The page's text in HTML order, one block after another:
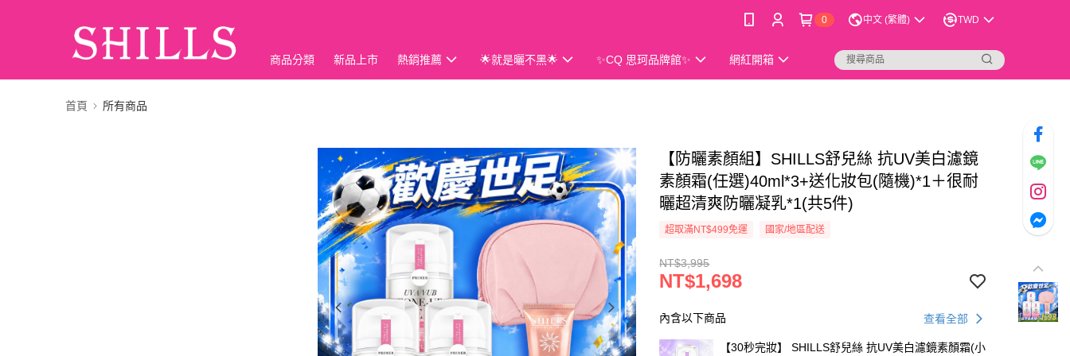
0 中文 (繁體) TWD
商品分類 新品上市 熱銷推薦 🌟就是曬不黑🌟 ✨CQ 思珂品牌館✨ 網紅開箱
首頁 所有商品
【防曬素顏組】SHILLS舒兒絲 抗UV美白濾鏡
素顏霜(任選)40ml*3+送化妝包(隨機)*1＋很耐
曬超清爽防曬凝乳*1(共5件)
超取滿NT$499免運 國家/地區配送
NT$3,995
NT$1,698
內含以下商品 查看全部
【30秒完妝】 SHILLS舒兒絲 抗UV美白濾鏡素顏霜(小